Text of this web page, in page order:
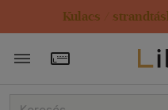
Kulacs /
Törzsvásárlói